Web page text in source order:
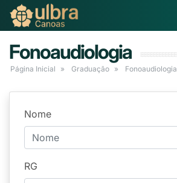
Fonoaudiologia
Página Inicial Graduação Fonoaudiologia
Nome
RG